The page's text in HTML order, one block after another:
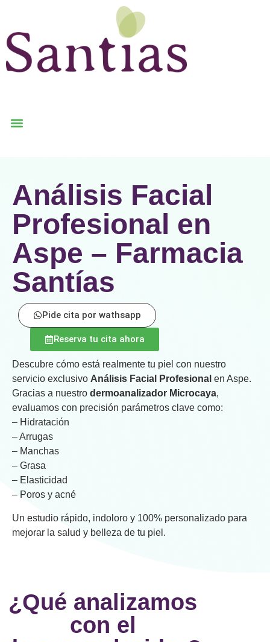
Análisis Facial
Profesional en
Aspe – Farmacia
Santías
Pide cita por wathsapp
Reserva tu cita ahora
Descubre cómo está realmente tu piel con nuestro
servicio exclusivo Análisis Facial Profesional en Aspe.
Gracias a nuestro dermoanalizador Microcaya,
evaluamos con precisión parámetros clave como:
– Hidratación
– Arrugas
– Manchas
– Grasa
– Elasticidad
– Poros y acné
Un estudio rápido, indoloro y 100% personalizado para
mejorar la salud y belleza de tu piel.
¿Qué analizamos
con el